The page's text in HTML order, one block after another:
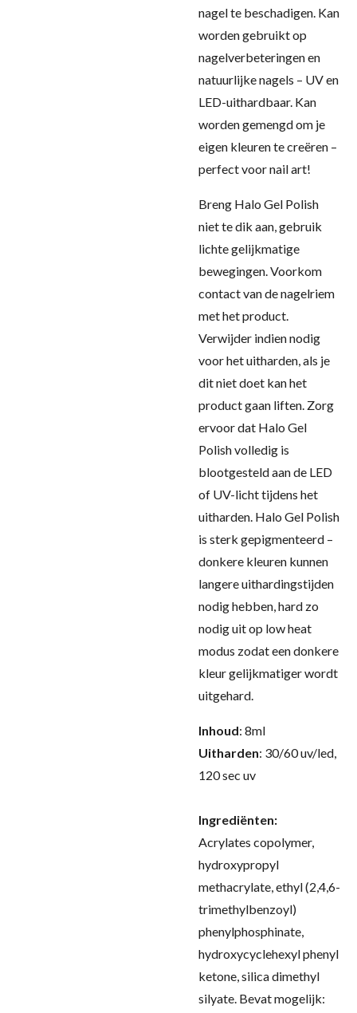
nagel te beschadigen. Kan
worden gebruikt op
nagelverbeteringen en
natuurlijke nagels – UV en
LED-uithardbaar. Kan
worden gemengd om je
eigen kleuren te creëren –
perfect voor nail art!
Breng Halo Gel Polish
niet te dik aan, gebruik
lichte gelijkmatige
bewegingen. Voorkom
contact van de nagelriem
met het product.
Verwijder indien nodig
voor het uitharden, als je
dit niet doet kan het
product gaan liften. Zorg
ervoor dat Halo Gel
Polish volledig is
blootgesteld aan de LED
of UV-licht tijdens het
uitharden. Halo Gel Polish
is sterk gepigmenteerd –
donkere kleuren kunnen
langere uithardingstijden
nodig hebben, hard zo
nodig uit op low heat
modus zodat een donkere
kleur gelijkmatiger wordt
uitgehard.
Inhoud: 8ml
Uitharden: 30/60 uv/led,
120 sec uv
Ingrediënten:
Acrylates copolymer,
hydroxypropyl
methacrylate, ethyl (2,4,6-
trimethylbenzoyl)
phenylphosphinate,
hydroxycyclehexyl phenyl
ketone, silica dimethyl
silyate. Bevat mogelijk: